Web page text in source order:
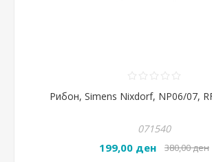
Рибон, Simens Nixdorf, NP06/07,
071540
199,00 ден 380,00 ден